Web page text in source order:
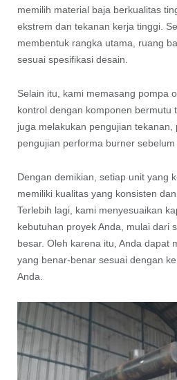
memilih material baja berkualitas
ekstrem dan tekanan kerja tinggi.
membentuk rangka utama, ruang
sesuai spesifikasi desain.
Selain itu, kami memasang pompa
kontrol dengan komponen bermutu
juga melakukan pengujian
pengujian performa burner sebelum
Dengan demikian, setiap unit yang
memiliki kualitas yang konsisten
Terlebih lagi, kami menyesuaikan
kebutuhan proyek Anda, mulai dari
besar. Oleh karena itu, Anda dapat
yang benar-benar sesuai dengan
Anda.